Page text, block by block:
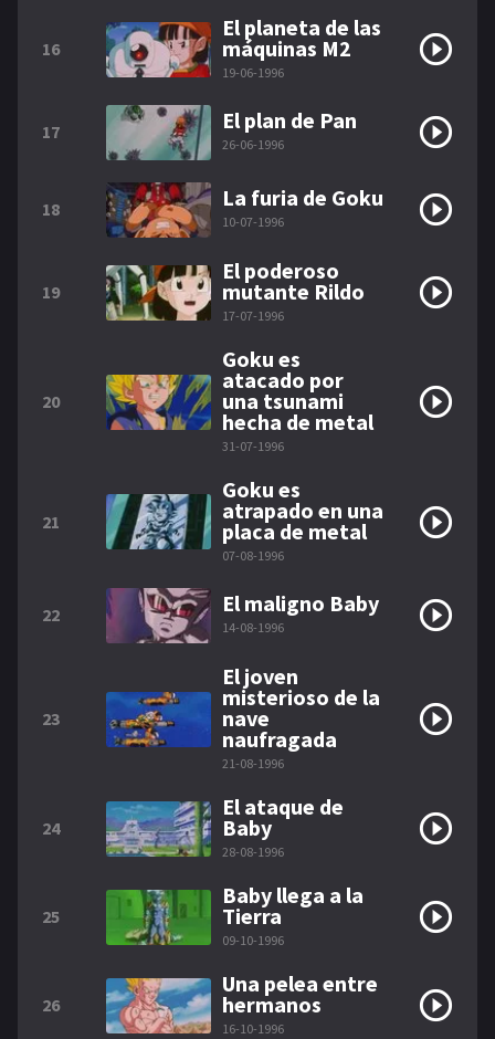
16
El planeta de las
máquinas M2
19-06-1996
17 El plan de Pan
26-06-1996
18 La furia de Goku
10-07-1996
19
El poderoso
mutante Rildo
17-07-1996
20
Goku es
atacado por
una tsunami
hecha de metal
31-07-1996
21
Goku es
atrapado en una
placa de metal
07-08-1996
22 El maligno Baby
14-08-1996
23
El joven
misterioso de la
nave
naufragada
21-08-1996
24
El ataque de
Baby
28-08-1996
25
Baby llega a la
Tierra
09-10-1996
26
Una pelea entre
hermanos
16-10-1996